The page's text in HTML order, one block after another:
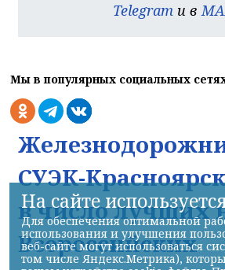
Telegram и в
Мы в популярных социальных
СУЭК-
в число лучших
Всероссийских
На сайте
Для обеспечения оптимальной
использования и улучшения
веб-сайте могут использоваться
том числе Яндекс.Метрика),